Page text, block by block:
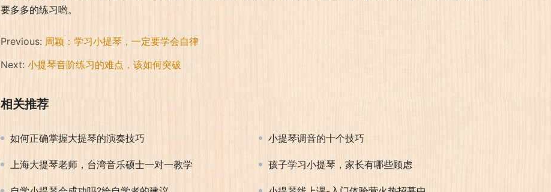
要多多的练习哟。
Previous: 周颖：学习小提琴，一定要学会自律
Next: 小提琴音阶练习的难点，该如何突破
相关推荐
如何正确掌握大提琴的演奏技巧 小提琴调音的十个技巧
上海大提琴老师，台湾音乐硕士一对一教学 孩子学习小提琴，家长有哪些顾虑